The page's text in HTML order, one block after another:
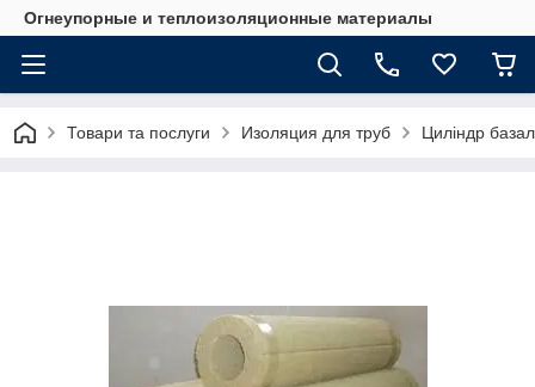
Огнеупорные и теплоизоляционные материалы
Товари та послуги Изоляция для труб Циліндр